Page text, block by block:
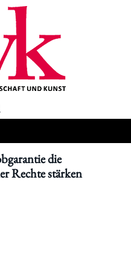
die
Rechte stärken